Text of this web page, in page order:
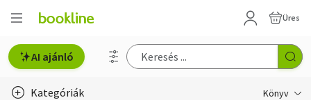
Üres
AI ajánló
Kategóriák Könyv